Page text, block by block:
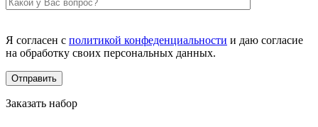
Я согласен с политикой конфеденциальности и даю согласие
на обработку своих персональных данных.
Заказать набор